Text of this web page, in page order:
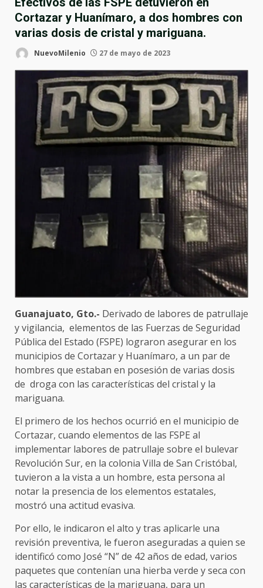
Cortazar y Huanímaro, a dos hombres con
varias dosis de cristal y mariguana.
NuevoMilenio 27 de mayo de 2023
Guanajuato, Gto.- Derivado de labores de patrullaje
y vigilancia, elementos de las Fuerzas de Seguridad
Pública del Estado (FSPE) lograron asegurar en los
municipios de Cortazar y Huanímaro, a un par de
hombres que estaban en posesión de varias dosis
de droga con las características del cristal y la
mariguana.
El primero de los hechos ocurrió en el municipio de
Cortazar, cuando elementos de las FSPE al
implementar labores de patrullaje sobre el bulevar
Revolución Sur, en la colonia Villa de San Cristóbal,
tuvieron a la vista a un hombre, esta persona al
notar la presencia de los elementos estatales,
mostró una actitud evasiva.
Por ello, le indicaron el alto y tras aplicarle una
revisión preventiva, le fueron aseguradas a quien se
identificó como José “N” de 42 años de edad, varios
paquetes que contenían una hierba verde y seca con
las características de la mariguana, para un